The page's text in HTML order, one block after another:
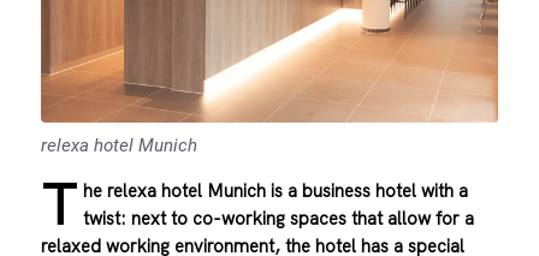
relexa hotel Munich
T he relexa hotel Munich is a business hotel with a
twist: next to co-working spaces that allow for a
relaxed working environment, the hotel has a special